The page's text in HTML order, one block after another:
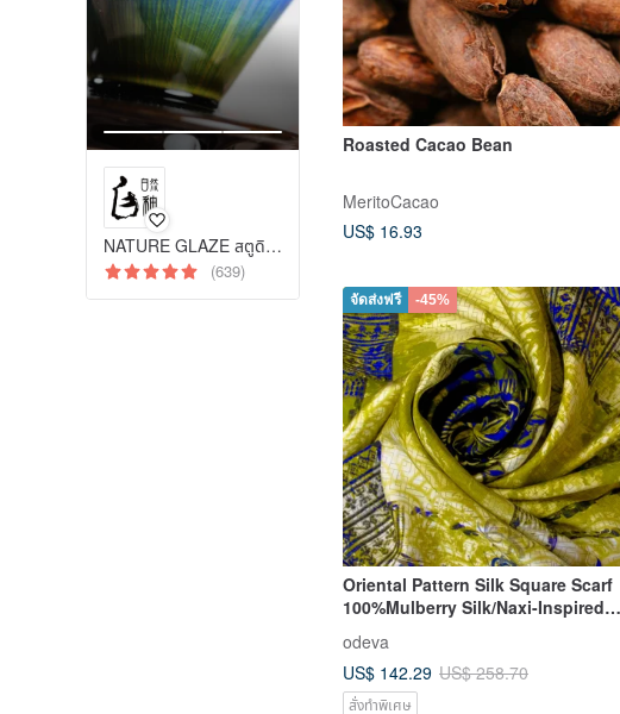
NATURE GLAZE สตูดิโอเซรามิก
(639)
Roasted Cacao Bean
MeritoCacao
US$ 16.93
จัดส่งฟรี -45%
Oriental Pattern Silk Square Scarf
100%Mulberry Silk/Naxi-Inspired
Design-Warmth
odeva
US$ 142.29 US$ 258.70
สั่งทำพิเศษ